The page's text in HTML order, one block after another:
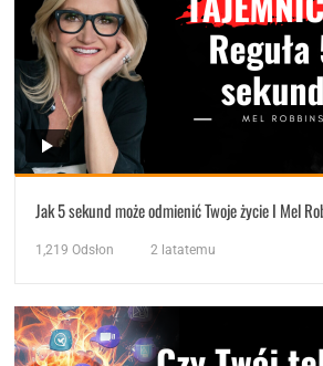
Jak 5 sekund może odmienić Twoje życie I Mel
1,219 Odsłon 2 latatemu